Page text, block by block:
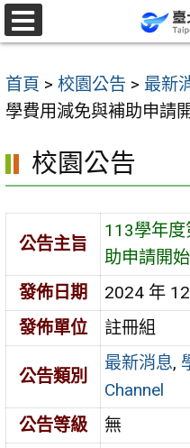
跳
至
要
內
區
首頁 > 校園公告 > 最新
學費用減免與補助申請
校園公告
公告主旨
113學年
助申請開始
發佈日期
2024 年
發佈單位
註冊組
公告類別
最新消息,
Channel
公告等級
無
選
單